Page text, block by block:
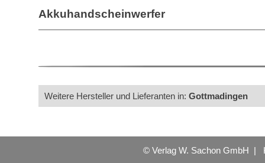
Akkuhandscheinwerfer
Weitere Hersteller und Lieferanten in: Gottmadingen
© Verlag W. Sachon GmbH |